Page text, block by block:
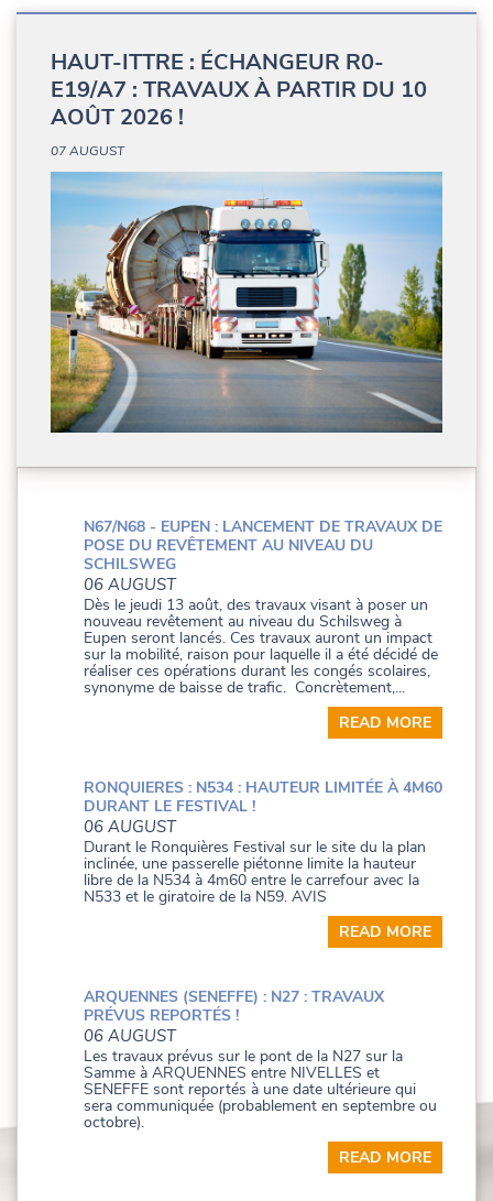
HAUT-ITTRE : ÉCHANGEUR R0-
E19/A7 : TRAVAUX À PARTIR DU 10
AOÛT 2026 !
07 AUGUST
N67/N68 - EUPEN : LANCEMENT DE TRAVAUX DE
POSE DU REVÊTEMENT AU NIVEAU DU
SCHILSWEG
06 AUGUST
Dès le jeudi 13 août, des travaux visant à poser un
nouveau revêtement au niveau du Schilsweg à
Eupen seront lancés. Ces travaux auront un impact
sur la mobilité, raison pour laquelle il a été décidé de
réaliser ces opérations durant les congés scolaires,
synonyme de baisse de trafic. Concrètement,...
READ MORE
RONQUIERES : N534 : HAUTEUR LIMITÉE À 4M60
DURANT LE FESTIVAL !
06 AUGUST
Durant le Ronquières Festival sur le site du la plan
inclinée, une passerelle piétonne limite la hauteur
libre de la N534 à 4m60 entre le carrefour avec la
N533 et le giratoire de la N59. AVIS
READ MORE
ARQUENNES (SENEFFE) : N27 : TRAVAUX
PRÉVUS REPORTÉS !
06 AUGUST
Les travaux prévus sur le pont de la N27 sur la
Samme à ARQUENNES entre NIVELLES et
SENEFFE sont reportés à une date ultérieure qui
sera communiquée (probablement en septembre ou
octobre).
READ MORE